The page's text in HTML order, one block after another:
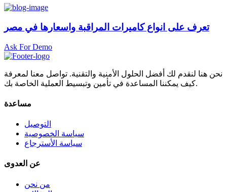
تعرف على انواع كاميرات المراقبة واسعارها في مصر
Ask For Demo
نحن هنا لنقدم لك أفضل الحلول الأمنية والتقنية. تواصل معنا لمعرفة
كيف يمكننا المساعدة في تأمين وتبسيط العملية الخاصة بك.
مساعدة
التوصيل
سياسة الخصوصية
سياسة الأسترجاع
عن العدوى
من نحن